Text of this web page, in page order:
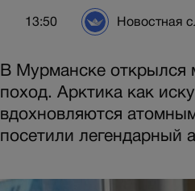
13:50 Новостная
В Мурманске открылся
поход. Арктика как
вдохновляются
посетили легендарный